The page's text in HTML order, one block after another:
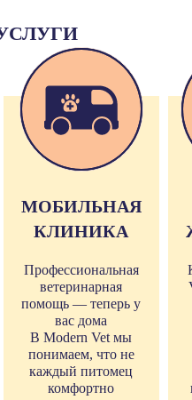
МОБИЛЬНАЯ
КЛИНИКА
Профессиональная
ветеринарная
помощь — теперь у
вас дома
В Modern Vet мы
понимаем, что не
каждый питомец
комфортно